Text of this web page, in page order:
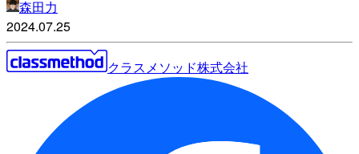
森田力
2024.07.25
クラスメソッド株式会社